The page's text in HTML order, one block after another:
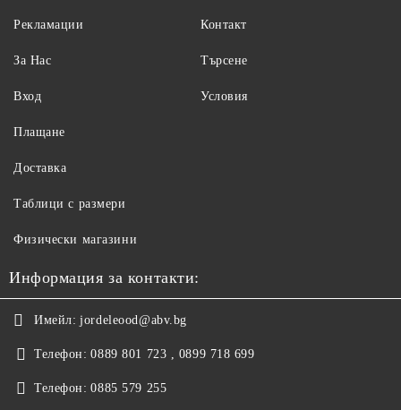
Рекламации
За Нас
Вход
Контакт
Търсене
Условия
Плащане
Доставка
Таблици с размери
Физически магазини
Информация за контакти:
Имейл: jordeleood@abv.bg
Телефон: 0889 801 723 , 0899 718 699
Телефон: 0885 579 255